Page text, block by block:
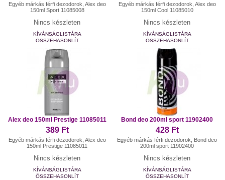
Egyéb márkás férfi dezodorok, Alex deo
150ml Sport 11085008
Nincs készleten
KÍVÁNSÁGLISTÁRA
ÖSSZEHASONLÍT
Egyéb márkás férfi dezodorok, Alex deo
150ml Cool 11085010
Nincs készleten
KÍVÁNSÁGLISTÁRA
ÖSSZEHASONLÍT
Alex deo 150ml Prestige 11085011
389 Ft
Egyéb márkás férfi dezodorok, Alex deo
150ml Prestige 11085011
Nincs készleten
KÍVÁNSÁGLISTÁRA
ÖSSZEHASONLÍT
Bond deo 200ml sport 11902400
428 Ft
Egyéb márkás férfi dezodorok, Bond deo
200ml sport 11902400
Nincs készleten
KÍVÁNSÁGLISTÁRA
ÖSSZEHASONLÍT